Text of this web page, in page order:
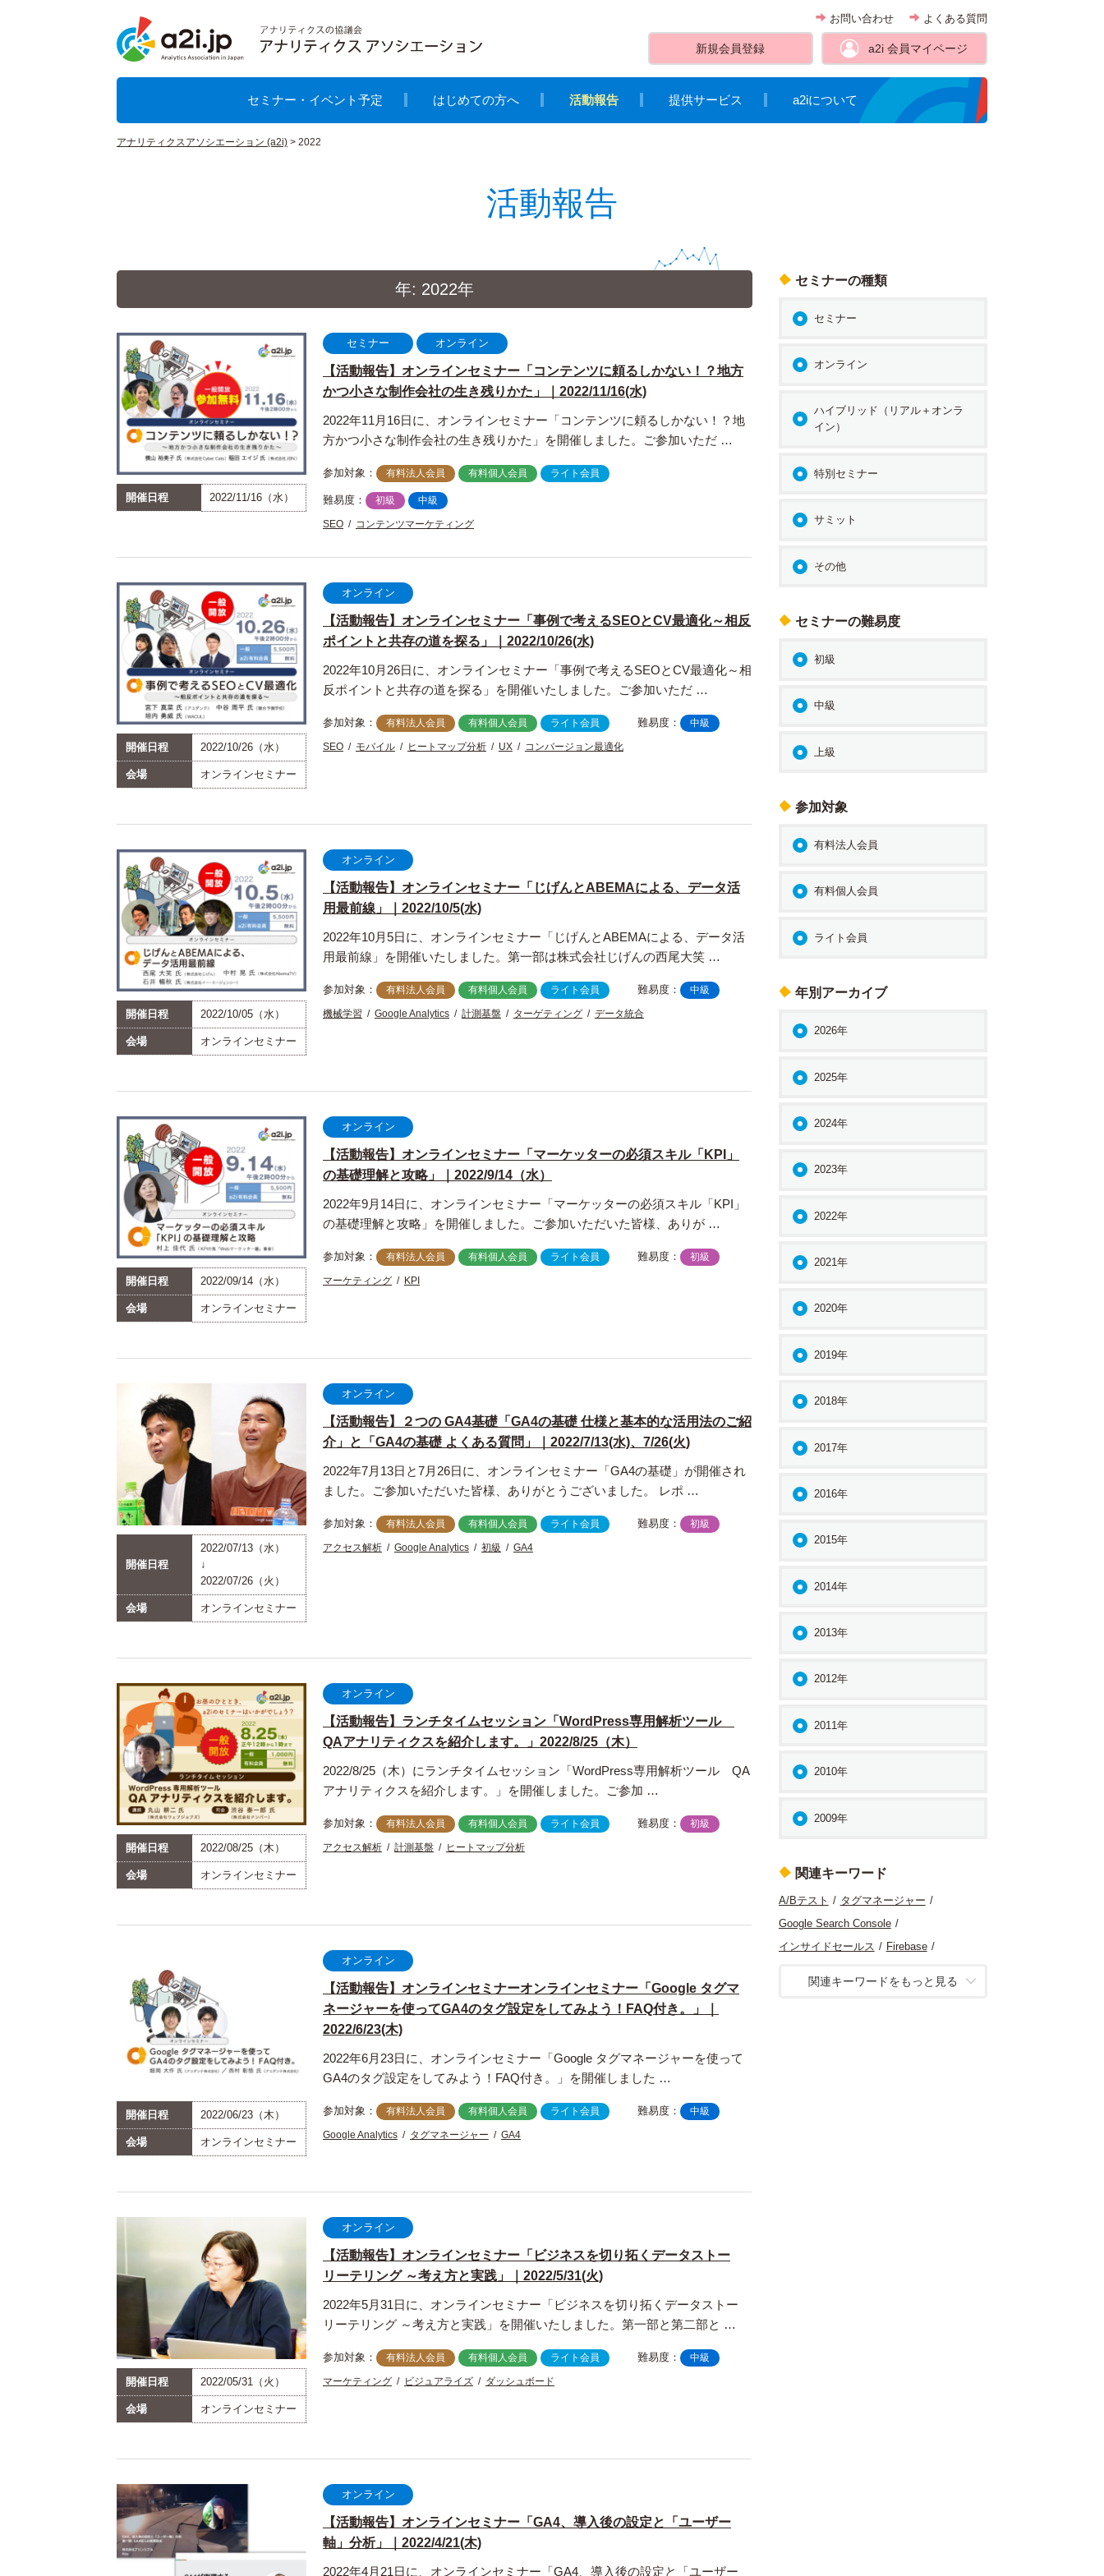
お問い合わせ よくある質問
新規会員登録 a2i 会員マイページ
セミナー・イベント予定 はじめての方へ 活動報告 提供サービス a2iについて
アナリティクスアソシエーション (a2i) > 2022
活動報告
年: 2022年
開催日程 2022/11/16（水）
セミナー オンライン
【活動報告】オンラインセミナー「コンテンツに頼るしかない！？地方
かつ小さな制作会社の生き残りかた」｜2022/11/16(水)
2022年11月16日に、オンラインセミナー「コンテンツに頼るしかない！？地
方かつ小さな制作会社の生き残りかた」を開催しました。ご参加いただ …
参加対象： 有料法人会員 有料個人会員 ライト会員
難易度： 初級 中級
SEO コンテンツマーケティング
開催日程 2022/10/26（水）
会場 オンラインセミナー
オンライン
【活動報告】オンラインセミナー「事例で考えるSEOとCV最適化～相反
ポイントと共存の道を探る」｜2022/10/26(水)
2022年10月26日に、オンラインセミナー「事例で考えるSEOとCV最適化～相
反ポイントと共存の道を探る」を開催いたしました。ご参加いただ …
参加対象： 有料法人会員 有料個人会員 ライト会員 難易度： 中級
SEO モバイル ヒートマップ分析 UX コンバージョン最適化
開催日程 2022/10/05（水）
会場 オンラインセミナー
オンライン
【活動報告】オンラインセミナー「じげんとABEMAによる、データ活
用最前線」｜2022/10/5(水)
2022年10月5日に、オンラインセミナー「じげんとABEMAによる、データ活
用最前線」を開催いたしました。第一部は株式会社じげんの西尾大笑 …
参加対象： 有料法人会員 有料個人会員 ライト会員 難易度： 中級
機械学習 Google Analytics 計測基盤 ターゲティング データ統合
開催日程 2022/09/14（水）
会場 オンラインセミナー
オンライン
【活動報告】オンラインセミナー「マーケッターの必須スキル「KPI」
の基礎理解と攻略」｜2022/9/14（水）
2022年9月14日に、オンラインセミナー「マーケッターの必須スキル「KPI」
の基礎理解と攻略」を開催しました。ご参加いただいた皆様、ありが …
参加対象： 有料法人会員 有料個人会員 ライト会員 難易度： 初級
マーケティング KPI
開催日程
2022/07/13（水）
↓
2022/07/26（火）
会場 オンラインセミナー
オンライン
【活動報告】２つの GA4基礎「GA4の基礎 仕様と基本的な活用法のご紹
介」と「GA4の基礎 よくある質問」｜2022/7/13(水)、7/26(火)
2022年7月13日と7月26日に、オンラインセミナー「GA4の基礎」が開催され
ました。ご参加いただいた皆様、ありがとうございました。 レポ …
参加対象： 有料法人会員 有料個人会員 ライト会員 難易度： 初級
アクセス解析 Google Analytics 初級 GA4
開催日程 2022/08/25（木）
会場 オンラインセミナー
オンライン
【活動報告】ランチタイムセッション「WordPress専用解析ツール
QAアナリティクスを紹介します。」2022/8/25（木）
2022/8/25（木）にランチタイムセッション「WordPress専用解析ツール QA
アナリティクスを紹介します。」を開催しました。ご参加 …
参加対象： 有料法人会員 有料個人会員 ライト会員 難易度： 初級
アクセス解析 計測基盤 ヒートマップ分析
開催日程 2022/06/23（木）
会場 オンラインセミナー
オンライン
【活動報告】オンラインセミナーオンラインセミナー「Google タグマ
ネージャーを使ってGA4のタグ設定をしてみよう！FAQ付き。」｜
2022/6/23(木)
2022年6月23日に、オンラインセミナー「Google タグマネージャーを使って
GA4のタグ設定をしてみよう！FAQ付き。」を開催しました …
参加対象： 有料法人会員 有料個人会員 ライト会員 難易度： 中級
Google Analytics タグマネージャー GA4
開催日程 2022/05/31（火）
会場 オンラインセミナー
オンライン
【活動報告】オンラインセミナー「ビジネスを切り拓くデータストー
リーテリング ～考え方と実践」｜2022/5/31(火)
2022年5月31日に、オンラインセミナー「ビジネスを切り拓くデータストー
リーテリング ～考え方と実践」を開催いたしました。第一部と第二部と …
参加対象： 有料法人会員 有料個人会員 ライト会員 難易度： 中級
マーケティング ビジュアライズ ダッシュボード
オンライン
【活動報告】オンラインセミナー「GA4、導入後の設定と「ユーザー
軸」分析」｜2022/4/21(木)
2022年4月21日に、オンラインセミナー「GA4、導入後の設定と「ユーザー
セミナーの種類
セミナー
オンライン
ハイブリッド（リアル＋オンラ
イン）
特別セミナー
サミット
その他
セミナーの難易度
初級
中級
上級
参加対象
有料法人会員
有料個人会員
ライト会員
年別アーカイブ
2026年
2025年
2024年
2023年
2022年
2021年
2020年
2019年
2018年
2017年
2016年
2015年
2014年
2013年
2012年
2011年
2010年
2009年
関連キーワード
A/Bテスト
タグマネージャー
Google Search Console
インサイドセールス
Firebase
関連キーワードをもっと見る